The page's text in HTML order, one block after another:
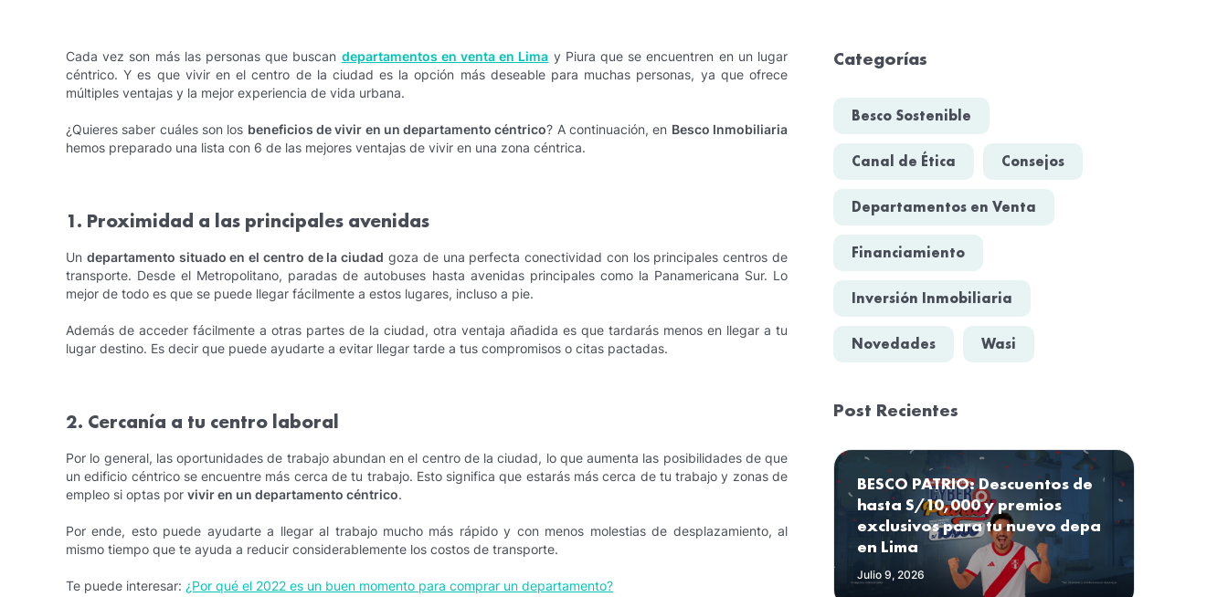
Cada vez son más las personas que buscan departamentos en venta en Lima y Piura que se encuentren en un lugar
céntrico. Y es que vivir en el centro de la ciudad es la opción más deseable para muchas personas, ya que ofrece
múltiples ventajas y la mejor experiencia de vida urbana.
¿Quieres saber cuáles son los beneficios de vivir en un departamento céntrico? A continuación, en Besco Inmobiliaria
hemos preparado una lista con 6 de las mejores ventajas de vivir en una zona céntrica.
1. Proximidad a las principales avenidas
Un departamento situado en el centro de la ciudad goza de una perfecta conectividad con los principales centros de
transporte. Desde el Metropolitano, paradas de autobuses hasta avenidas principales como la Panamericana Sur. Lo
mejor de todo es que se puede llegar fácilmente a estos lugares, incluso a pie.
Además de acceder fácilmente a otras partes de la ciudad, otra ventaja añadida es que tardarás menos en llegar a tu
lugar destino. Es decir que puede ayudarte a evitar llegar tarde a tus compromisos o citas pactadas.
2. Cercanía a tu centro laboral
Por lo general, las oportunidades de trabajo abundan en el centro de la ciudad, lo que aumenta las posibilidades de que
un edificio céntrico se encuentre más cerca de tu trabajo. Esto significa que estarás más cerca de tu trabajo y zonas de
empleo si optas por vivir en un departamento céntrico.
Por ende, esto puede ayudarte a llegar al trabajo mucho más rápido y con menos molestias de desplazamiento, al
mismo tiempo que te ayuda a reducir considerablemente los costos de transporte.
Te puede interesar: ¿Por qué el 2022 es un buen momento para comprar un departamento?
Categorías
Besco Sostenible
Canal de Ética Consejos
Departamentos en Venta
Financiamiento
Inversión Inmobiliaria
Novedades Wasi
Post Recientes
BESCO PATRIO: Descuentos de
hasta S/10,000 y premios
exclusivos para tu nuevo depa
en Lima
Julio 9, 2026